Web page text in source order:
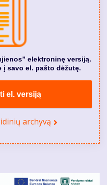
elektroninę versiją.
į savo el. pašto dėžutę.
el. versiją
archyvą